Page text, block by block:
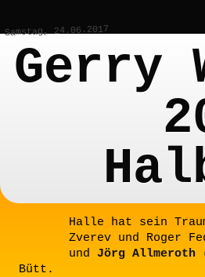
Samstag, 24.06.2017
Gerry
Halle hat sein
Zverev und Roger
und Jörg Allmeroth
Bütt.